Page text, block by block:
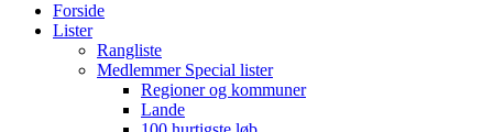
Forside
Lister
Rangliste
Medlemmer Special lister
Regioner og kommuner
Lande